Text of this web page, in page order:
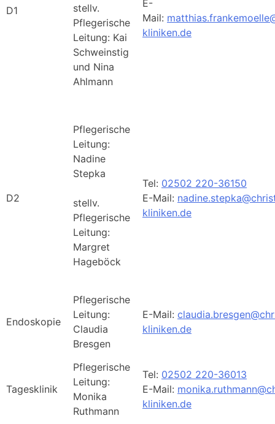
D1
stellv.
Pflegerische
Leitung: Kai
Schweinstig
und Nina
Ahlmann
E-
Mail:
kliniken.de
D2
Pflegerische
Leitung:
Nadine
Stepka
stellv.
Pflegerische
Leitung:
Margret
Hageböck
Tel: 02502 220-36150
E-Mail:
kliniken.de
Endoskopie
Pflegerische
Leitung:
Claudia
Bresgen
E-Mail:
kliniken.de
Tagesklinik
Pflegerische
Leitung:
Monika
Ruthmann
Tel: 02502 220-36013
E-Mail:
kliniken.de